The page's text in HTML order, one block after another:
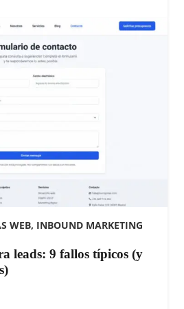
WEB, INBOUND MARKETING
leads: 9 fallos típicos (y